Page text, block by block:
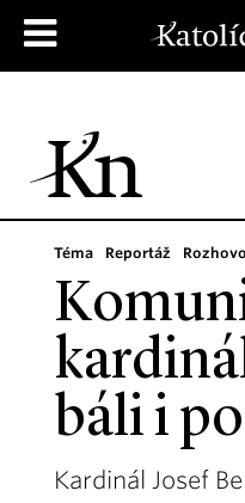
Téma Reportáž
báli i
Kardinál Josef